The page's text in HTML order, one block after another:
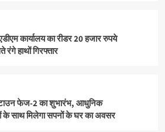
कार्यालय का रीडर 20 हजार रुपये
रंगे हाथों गिरफ्तार
टाउन फेज-2 का शुभारंभ, आधुनिक
के साथ मिलेगा सपनों के घर का अवसर